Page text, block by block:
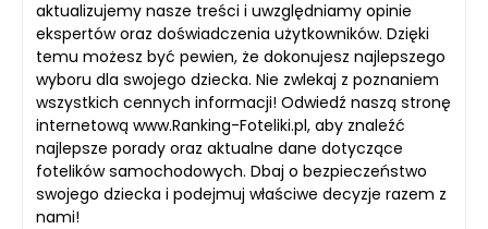
aktualizujemy nasze treści i uwzględniamy opinie
ekspertów oraz doświadczenia użytkowników. Dzięki
temu możesz być pewien, że dokonujesz najlepszego
wyboru dla swojego dziecka. Nie zwlekaj z poznaniem
wszystkich cennych informacji! Odwiedź naszą stronę
internetową www.Ranking-Foteliki.pl, aby znaleźć
najlepsze porady oraz aktualne dane dotyczące
fotelików samochodowych. Dbaj o bezpieczeństwo
swojego dziecka i podejmuj właściwe decyzje razem z
nami!